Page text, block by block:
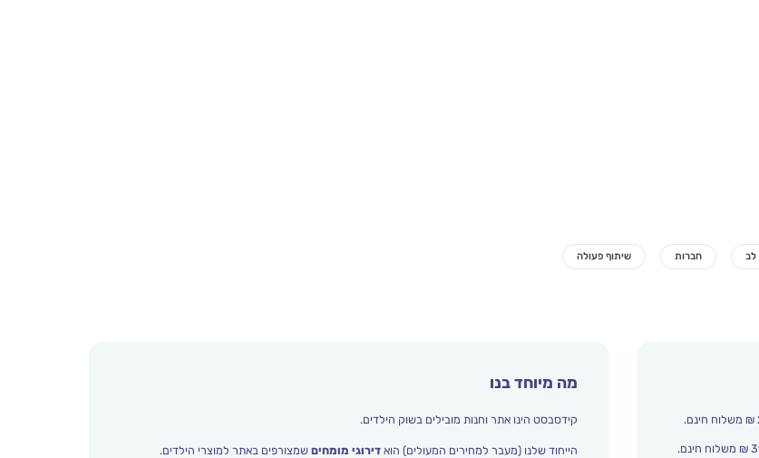
מה מיוחד בנו
קידסבסט הינו אתר וחנות מובילים בשוק הילדים.
הייחוד שלנו (מעבר למחירים המעולים) הוא דירוגי מומחיםשמצורפים באתר למוצרי הילדים.